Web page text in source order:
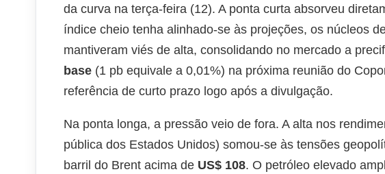
da curva na terça-feira (12). A ponta curta absorveu
índice cheio tenha alinhado-se às projeções, os núcleos
mantiveram viés de alta, consolidando no mercado a
base (1 pb equivale a 0,01%) na próxima reunião do
referência de curto prazo logo após a divulgação.
Na ponta longa, a pressão veio de fora. A alta nos
pública dos Estados Unidos) somou-se às tensões
barril do Brent acima de US$ 108. O petróleo elevado